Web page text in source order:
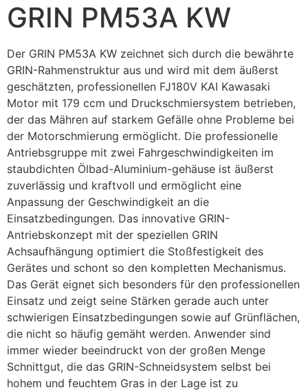
GRIN PM53A KW
Der GRIN PM53A KW zeichnet sich durch die bewährte
GRIN-Rahmenstruktur aus und wird mit dem äußerst
geschätzten, professionellen FJ180V KAI Kawasaki
Motor mit 179 ccm und Druckschmiersystem betrieben,
der das Mähren auf starkem Gefälle ohne Probleme bei
der Motorschmierung ermöglicht. Die professionelle
Antriebsgruppe mit zwei Fahrgeschwindigkeiten im
staubdichten Ölbad-Aluminium-gehäuse ist äußerst
zuverlässig und kraftvoll und ermöglicht eine
Anpassung der Geschwindigkeit an die
Einsatzbedingungen. Das innovative GRIN-
Antriebskonzept mit der speziellen GRIN
Achsaufhängung optimiert die Stoßfestigkeit des
Gerätes und schont so den kompletten Mechanismus.
Das Gerät eignet sich besonders für den professionellen
Einsatz und zeigt seine Stärken gerade auch unter
schwierigen Einsatzbedingungen sowie auf Grünflächen,
die nicht so häufig gemäht werden. Anwender sind
immer wieder beeindruckt von der großen Menge
Schnittgut, die das GRIN-Schneidsystem selbst bei
hohem und feuchtem Gras in der Lage ist zu